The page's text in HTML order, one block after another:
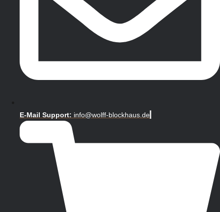
E-Mail Support: info@wolff-blockhaus.de